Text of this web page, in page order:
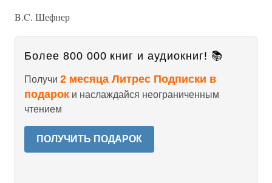
B.C. Шефнер
Более 800 000 книг и аудиокниг! 📚
Получи 2 месяца Литрес Подписки в
подарок и наслаждайся неограниченным
чтением
ПОЛУЧИТЬ ПОДАРОК